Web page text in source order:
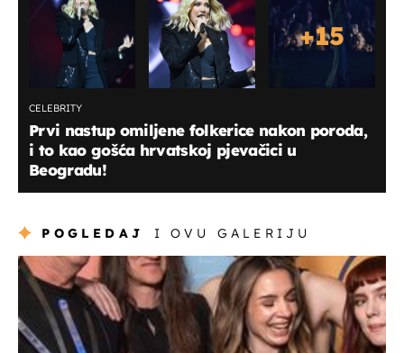
+15
CELEBRITY
Prvi nastup omiljene folkerice nakon poroda,
i to kao gošća hrvatskoj pjevačici u
Beogradu!
POGLEDAJ I OVU GALERIJU